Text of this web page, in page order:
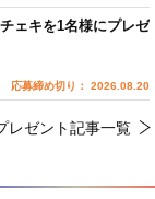
ェキを1名様にプレゼ
応募締め切り： 2026.08.20
レゼント記事一覧